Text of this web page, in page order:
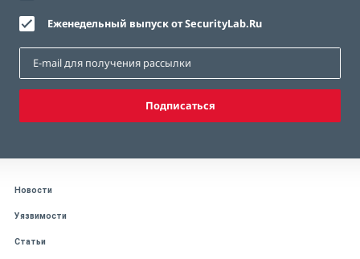
Еженедельный выпуск от SecurityLab.Ru
Подписаться
Новости
Уязвимости
Статьи